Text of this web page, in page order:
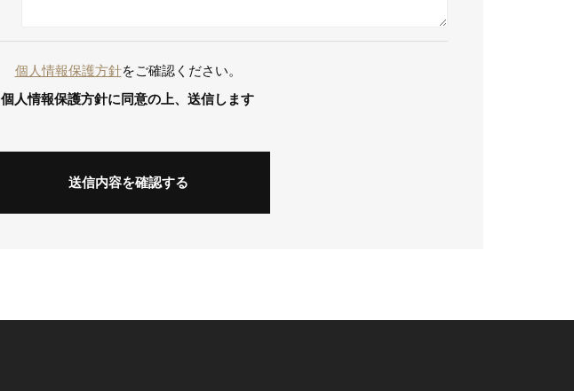
個人情報保護方針をご確認ください。
個人情報保護方針に同意の上、送信します
送信内容を確認する